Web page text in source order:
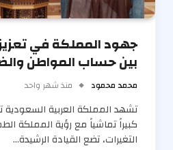
جهود المملكة في تعزيز
بين حساب المواطن
محمد محمود منذ شهر واحد
تشهد المملكة العربية السعودية
كبيراً تماشياً مع رؤية المملكة
التغيرات، تضع القيادة الرشيدة…